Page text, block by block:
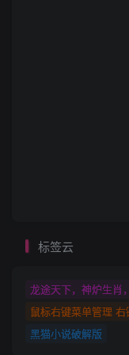
标签云
龙途天下，神炉生肖
鼠标右键菜单管理
黑猫小说破解版